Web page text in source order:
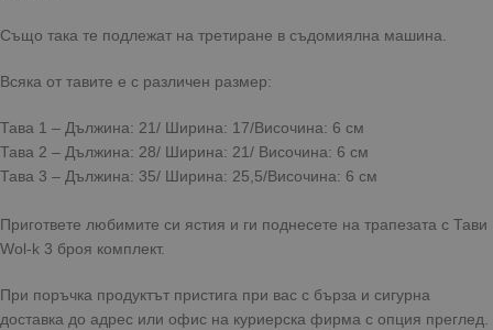
Също така те подлежат на третиране в съдомиялна машина.
Всяка от тавите е с различен размер:
Тава 1 – Дължина: 21/ Ширина: 17/Височина: 6 см
Тава 2 – Дължина: 28/ Ширина: 21/ Височина: 6 см
Тава 3 – Дължина: 35/ Ширина: 25,5/Височина: 6 см
Пригответе любимите си ястия и ги поднесете на трапезата с Тави
Wol-k 3 броя комплект.
При поръчка продуктът пристига при вас с бърза и сигурна
доставка до адрес или офис на куриерска фирма с опция преглед.